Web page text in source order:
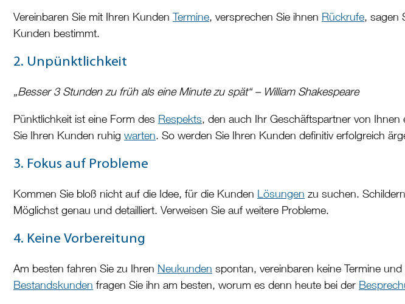
Vereinbaren Sie mit Ihren KundenTermine, versprechen Sie ihnen Rückrufe, sagen
Kunden bestimmt.
2. Unpünktlichkeit
„Besser 3 Stunden zu früh als eine Minute zu spät“ – William Shakespeare
Pünktlichkeit ist eine Form des Respekts, den auch Ihr Geschäftspartner von
Sie Ihren Kunden ruhig warten. So werden Sie Ihren Kunden definitiv erfolgreich
3. Fokus auf Probleme
Kommen Sie bloß nicht auf die Idee, für die Kunden Lösungen zu suchen.
Möglichst genau und detailliert. Verweisen Sie auf weitere Probleme.
4. Keine Vorbereitung
Am besten fahren Sie zu Ihren Neukunden spontan, vereinbaren keine Termine
Bestandskunden fragen Sie ihn am besten, worum es denn heute bei der